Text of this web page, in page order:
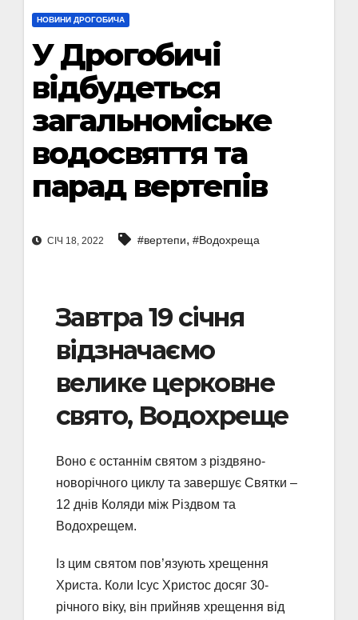
НОВИНИ ДРОГОБИЧА
У Дрогобичі
відбудеться
загальноміське
водосвяття та
парад вертепів
СІЧ 18, 2022 #вертепи, #Водохреща
Завтра 19 січня
відзначаємо
велике церковне
свято, Водохреще
Воно є останнім святом з різдвяно-
новорічного циклу та завершує Святки –
12 днів Коляди між Різдвом та
Водохрещем.
Із цим святом пов’язують хрещення
Христа. Коли Ісус Христос досяг 30-
річного віку, він прийняв хрещення від